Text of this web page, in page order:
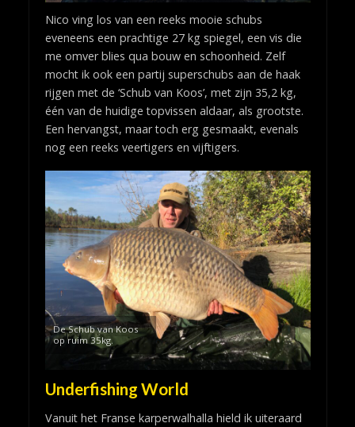
Nico ving los van een reeks mooie schubs
eveneens een prachtige 27 kg spiegel, een vis die
me omver blies qua bouw en schoonheid. Zelf
mocht ik ook een partij superschubs aan de haak
rijgen met de ‘Schub van Koos’, met zijn 35,2 kg,
één van de huidige topvissen aldaar, als grootste.
Een hervangst, maar toch erg gesmaakt, evenals
nog een reeks veertigers en vijftigers.
De Schub van Koos
op ruim 35kg.
Underfishing World
Vanuit het Franse karperwalhalla hield ik uiteraard